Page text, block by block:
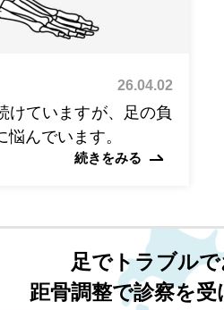
26.04.02
けていますが、足の負
んでいます。
続きをみる
足でトラブルで
距骨調整で診察を